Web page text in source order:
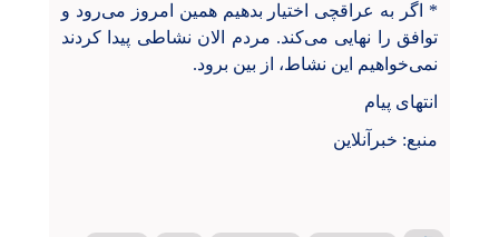
* اگر به عراقچی اختیار بدهیم همین امروز می‌رود و
توافق را نهایی می‌کند. مردم الان نشاطی پیدا کردند
نمی‌خواهیم این نشاط، از بین برود.
انتهای پیام
منبع: خبرآنلاین